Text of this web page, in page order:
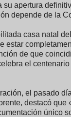
su apertura
depende de la
casa natal
estar
de que
el
el pasado
destacó que
único